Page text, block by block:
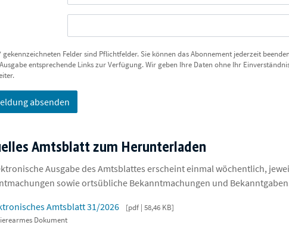
gekennzeichneten Felder sind Pflichtfelder. Sie können das Abonnement jederzeit
entsprechende Links zur Verfügung. Wir geben Ihre Daten ohne Ihr
absenden
Amtsblatt zum Herunterladen
Ausgabe des Amtsblattes erscheint einmal wöchentlich,
sowie ortsübliche Bekanntmachungen und
Amtsblatt 31/2026
pdf | 58,46 KB
Dokument